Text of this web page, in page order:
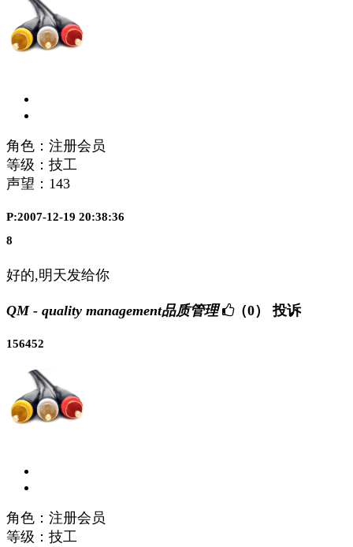
角色：注册会员
等级：技工
声望： 143
P:2007-12-19 20:38:36
8
好的,明天发给你
QM - quality management品质管理 （0） 投诉
156452
角色：注册会员
等级：技工